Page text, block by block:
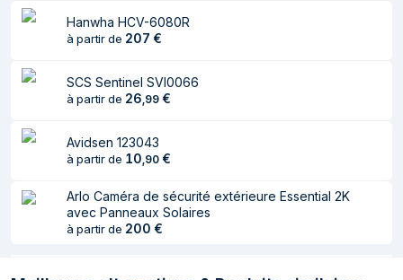
Focale Fixe
Angle de rotation 360°
l’objectif, horizontal
l’objectif, vertical
Angle de vue de
131°
Angle d'inclinaison 0 - 90°
Hanwha HCV-6080R
à partir de 207 €
SCS Sentinel SVI0066
à partir de 26,99 €
Avidsen 123043
à partir de 10,90 €
Arlo Caméra de sécurité extérieure Essential 2K
avec Panneaux Solaires
à partir de 200 €